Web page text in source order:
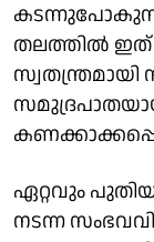
തലത്തിൽ
ഏറ്റവും
നടന്ന